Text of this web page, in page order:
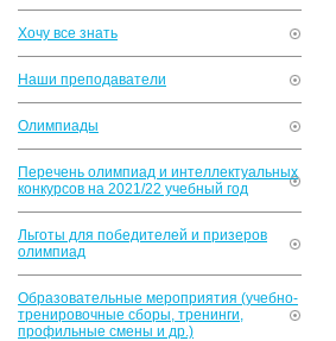
Хочу все знать
Наши преподаватели
Олимпиады
Перечень олимпиад и интеллектуальных
конкурсов на 2021/22 учебный год
Льготы для победителей и призеров
олимпиад
Образовательные мероприятия (учебно-
тренировочные сборы, тренинги,
профильные смены и др.)